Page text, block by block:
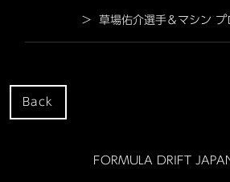
> 草場佑介選手＆マシン プ
Back
FORMULA DRIFT